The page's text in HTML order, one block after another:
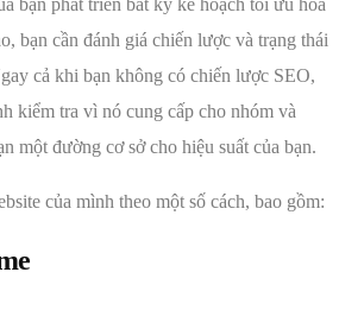
bạn cần đánh giá chiến lược và trạng thái
cả khi bạn không có chiến lược SEO,
kiểm tra vì nó cung cấp cho nhóm và
một đường cơ sở cho hiệu suất của bạn.
của mình theo một số cách, bao gồm: